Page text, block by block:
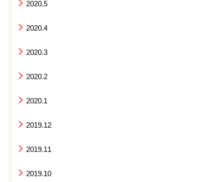
2020.5
2020.4
2020.3
2020.2
2020.1
2019.12
2019.11
2019.10